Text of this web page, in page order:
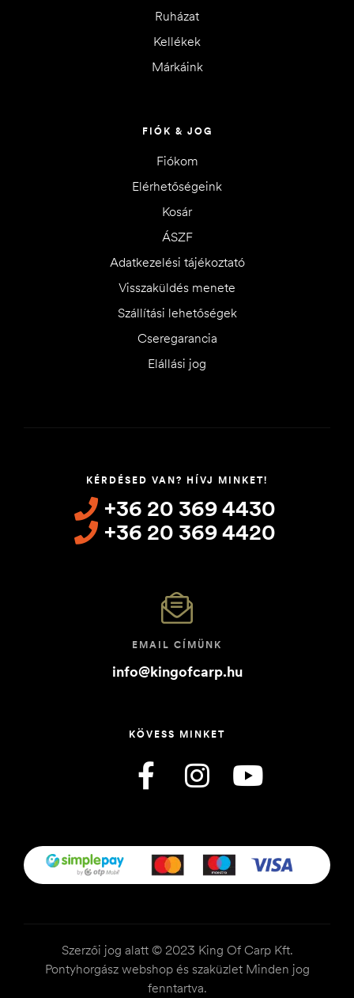
Ruházat
Kellékek
Márkáink
FIÓK & JOG
Fiókom
Elérhetőségeink
Kosár
ÁSZF
Adatkezelési tájékoztató
Visszaküldés menete
Szállítási lehetőségek
Cseregarancia
Elállási jog
KÉRDÉSED VAN? HÍVJ MINKET!
+36 20 369 4430
+36 20 369 4420
EMAIL CÍMÜNK
info@kingofcarp.hu
KÖVESS MINKET
Szerzői jog alatt © 2023 King Of Carp Kft.
Pontyhorgász webshop és szaküzlet Minden jog
fenntartva.